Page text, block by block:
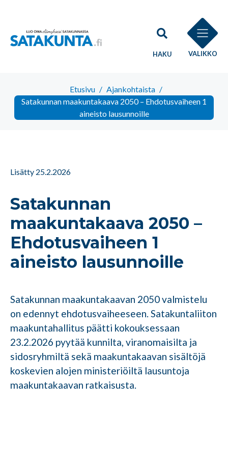
HAKU VALIKKO
Etusivu / Ajankohtaista /
Satakunnan maakuntakaava 2050 – Ehdotusvaiheen 1
aineisto lausunnoille
Lisätty 25.2.2026
Satakunnan
maakuntakaava 2050 –
Ehdotusvaiheen 1
aineisto lausunnoille
Satakunnan maakuntakaavan 2050 valmistelu
on edennyt ehdotusvaiheeseen. Satakuntaliiton
maakuntahallitus päätti kokouksessaan
23.2.2026 pyytää kunnilta, viranomaisilta ja
sidosryhmiltä sekä maakuntakaavan sisältöjä
koskevien alojen ministeriöiltä lausuntoja
maakuntakaavan ratkaisusta.